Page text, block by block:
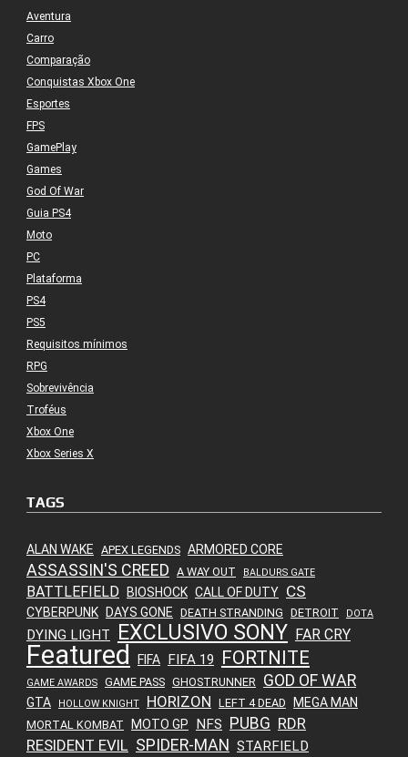
Aventura
Carro
Comparação
Conquistas Xbox One
Esportes
FPS
GamePlay
Games
God Of War
Guia PS4
Moto
PC
Plataforma
PS4
PS5
Requisitos mínimos
RPG
Sobrevivência
Troféus
Xbox One
Xbox Series X
TAGS
ALAN WAKE APEX LEGENDS ARMORED CORE
ASSASSIN'S CREED A WAY OUT BALDURS GATE
BATTLEFIELD BIOSHOCK CALL OF DUTY CS
CYBERPUNK DAYS GONE DEATH STRANDING DETROIT DOTA
DYING LIGHT EXCLUSIVO SONY FAR CRY
Featured FIFA FIFA 19 FORTNITE
GAME AWARDS GAME PASS GHOSTRUNNER GOD OF WAR
GTA HOLLOW KNIGHT HORIZON LEFT 4 DEAD MEGA MAN
MORTAL KOMBAT MOTO GP NFS PUBG RDR
RESIDENT EVIL SPIDER-MAN STARFIELD